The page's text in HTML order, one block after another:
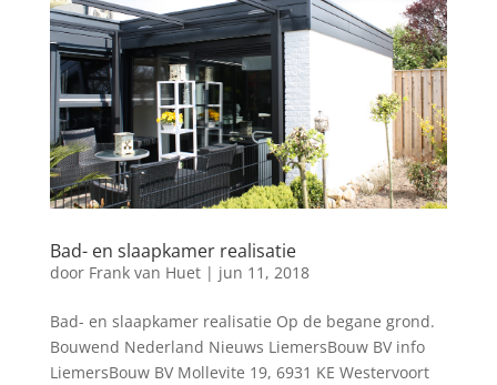
Bad- en slaapkamer realisatie
door Frank van Huet| jun 11, 2018
Bad- en slaapkamer realisatie Op de begane grond.
Bouwend Nederland Nieuws LiemersBouw BV info
LiemersBouw BV Mollevite 19, 6931 KE Westervoort